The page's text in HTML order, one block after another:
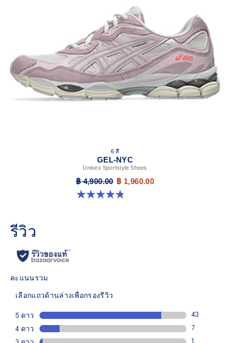
6 สี
GEL-NYC
Unisex Sportstyle Shoes
฿ 4,900.00 ฿ 1,960.00
4.8 จาก 5 ดาว 1672 รีวิว